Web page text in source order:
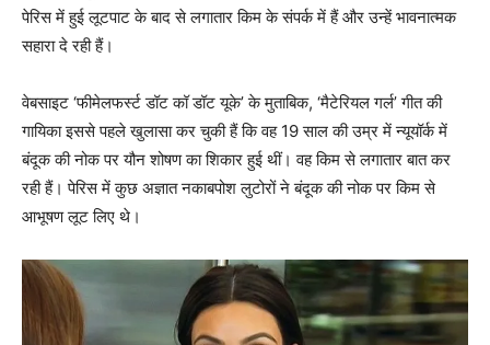
पेरिस में हुई लूटपाट के बाद से लगातार किम के संपर्क में हैं और उन्हें भावनात्मक
सहारा दे रही हैं।
वेबसाइट ‘फीमेलफर्स्ट डॉट कॉ डॉट यूके’ के मुताबिक, ‘मैटेरियल गर्ल’ गीत की
गायिका इससे पहले खुलासा कर चुकी हैं कि वह 19 साल की उम्र में न्यूयॉर्क में
बंदूक की नोक पर यौन शोषण का शिकार हुई थीं। वह किम से लगातार बात कर
रही हैं। पेरिस में कुछ अज्ञात नकाबपोश लुटोरों ने बंदूक की नोक पर किम से
आभूषण लूट लिए थे।